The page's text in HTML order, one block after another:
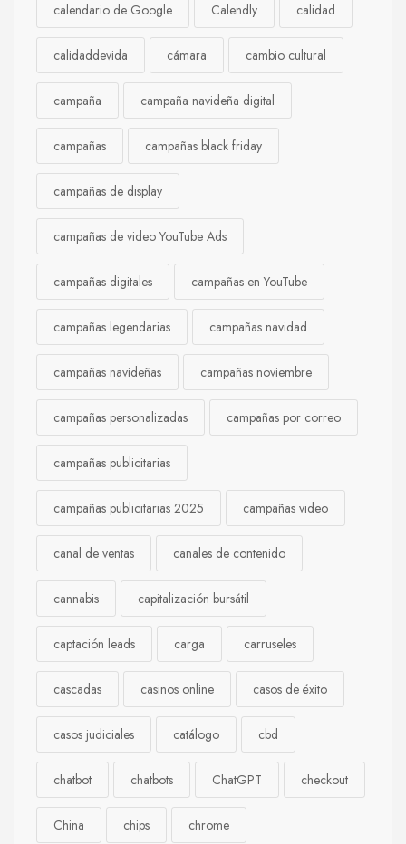
calendario de Google Calendly calidad
calidaddevida cámara cambio cultural
campaña campaña navideña digital
campañas campañas black friday
campañas de display
campañas de video YouTube Ads
campañas digitales campañas en YouTube
campañas legendarias campañas navidad
campañas navideñas campañas noviembre
campañas personalizadas campañas por correo
campañas publicitarias
campañas publicitarias 2025 campañas video
canal de ventas canales de contenido
cannabis capitalización bursátil
captación leads carga carruseles
cascadas casinos online casos de éxito
casos judiciales catálogo cbd
chatbot chatbots ChatGPT checkout
China chips chrome